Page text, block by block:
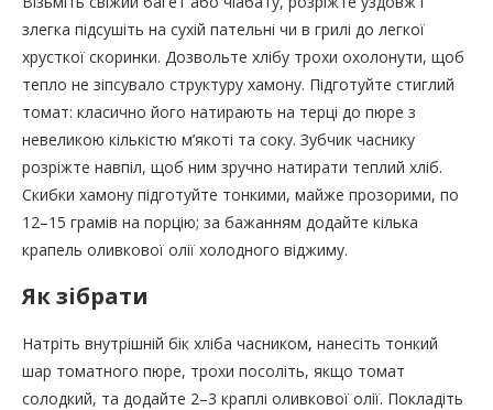
злегка підсушіть на сухій пательні чи в грилі до легкої
хрусткої скоринки. Дозвольте хлібу трохи охолонути, щоб
тепло не зіпсувало структуру хамону. Підготуйте стиглий
томат: класично його натирають на терці до пюре з
невеликою кількістю м’якоті та соку. Зубчик часнику
розріжте навпіл, щоб ним зручно натирати теплий хліб.
Скибки хамону підготуйте тонкими, майже прозорими, по
12–15 грамів на порцію; за бажанням додайте кілька
крапель оливкової олії холодного віджиму.
Як зібрати
Натріть внутрішній бік хліба часником, нанесіть тонкий
шар томатного пюре, трохи посоліть, якщо томат
солодкий, та додайте 2–3 краплі оливкової олії. Покладіть